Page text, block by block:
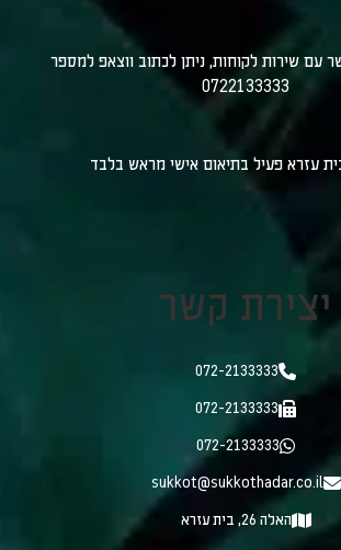
עם שירות לקוחות, ניתן לכתוב ווצאפ למספר
0722133333
עזרא פעיל בתיאום אישי מראש בלבד
יצירת קשר
072-2133333
072-2133333
072-2133333
sukkot@sukkothadar.co.il
האלה 26, בית עזרא